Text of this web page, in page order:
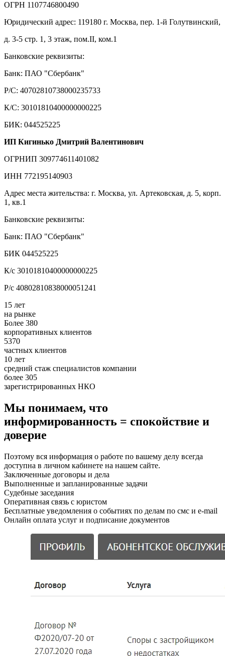
ОГРН 1107746800490
Юридический адрес: 119180 г. Москва, пер. 1-й Голутвинский,
д. 3-5 стр. 1, 3 этаж, пом.II, ком.1
Банковские реквизиты:
Банк: ПАО "Сбербанк"
Р/С: 40702810738000235733
К/С: 30101810400000000225
БИК: 044525225
ИП Кигинько Дмитрий Валентинович
ОГРНИП 309774611401082
ИНН 772195140903
Адрес места жительства: г. Москва, ул. Артековская, д. 5, корп.
1, кв.1
Банковские реквизиты:
Банк: ПАО "Сбербанк"
БИК 044525225
К/с 30101810400000000225
Р/с 40802810838000051241
15 лет
на рынке
Более 380
корпоративных клиентов
5370
частных клиентов
10 лет
средний стаж специалистов компании
более 305
зарегистрированных НКО
Мы понимаем, что
информированность = спокойствие и
доверие
Поэтому вся информация о работе по вашему делу всегда
доступна в личном кабинете на нашем сайте.
Заключенные договоры и дела
Выполненные и запланированные задачи
Судебные заседания
Оперативная связь с юристом
Бесплатные уведомления о событиях по делам по смс и e-mail
Онлайн оплата услуг и подписание документов